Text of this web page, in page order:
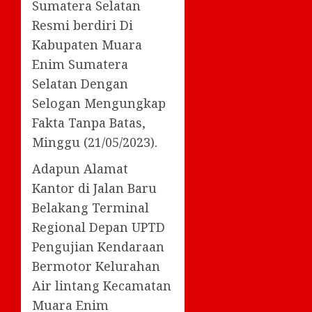
Sumatera Selatan
Resmi berdiri Di
Kabupaten Muara
Enim Sumatera
Selatan Dengan
Selogan Mengungkap
Fakta Tanpa Batas,
Minggu (21/05/2023).
Adapun Alamat
Kantor di Jalan Baru
Belakang Terminal
Regional Depan UPTD
Pengujian Kendaraan
Bermotor Kelurahan
Air lintang Kecamatan
Muara Enim